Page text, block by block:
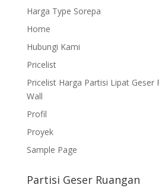
Harga Type Sorepa
Home
Hubungi Kami
Pricelist
Pricelist Harga Partisi Lipat Geser
Wall
Profil
Proyek
Sample Page
Partisi Geser Ruangan